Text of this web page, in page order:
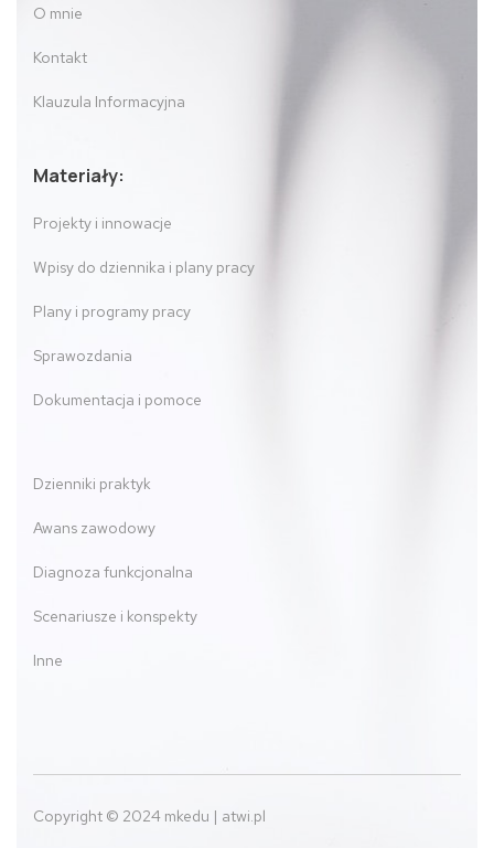
O mnie
Kontakt
Klauzula Informacyjna
Materiały:
Projekty i innowacje
Wpisy do dziennika i plany pracy
Plany i programy pracy
Sprawozdania
Dokumentacja i pomoce
Dzienniki praktyk
Awans zawodowy
Diagnoza funkcjonalna
Scenariusze i konspekty
Inne
Copyright © 2024 mkedu | atwi.pl